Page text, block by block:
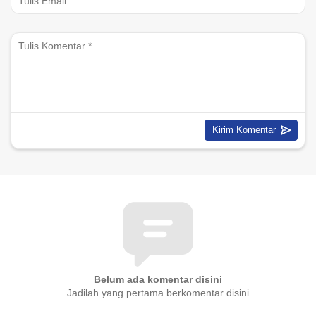
Belum ada komentar disini
Jadilah yang pertama berkomentar disini